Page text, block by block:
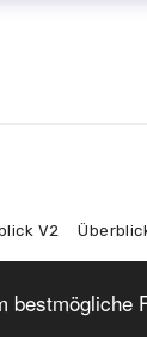
bestmögliche
V2